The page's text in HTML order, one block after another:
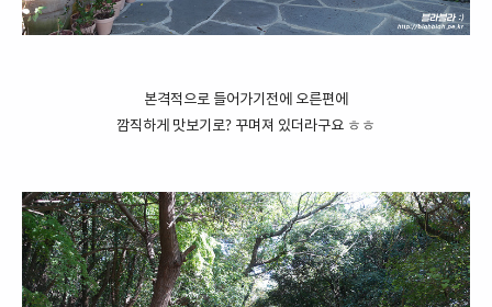
본격적으로 들어가기전에 오른편에
깜직하게 맛보기로? 꾸며져 있더라구요 ㅎㅎ